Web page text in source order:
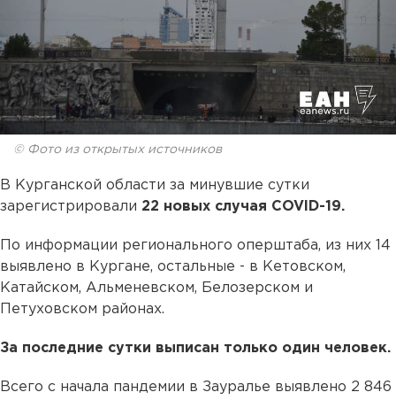
© Фото из открытых источников
В Курганской области за минувшие сутки
зарегистрировали 22 новых случая COVID-19.
По информации регионального оперштаба, из них 14
выявлено в Кургане, остальные - в Кетовском,
Катайском, Альменевском, Белозерском и
Петуховском районах.
За последние сутки выписан только один человек.
Всего с начала пандемии в Зауралье выявлено 2 846